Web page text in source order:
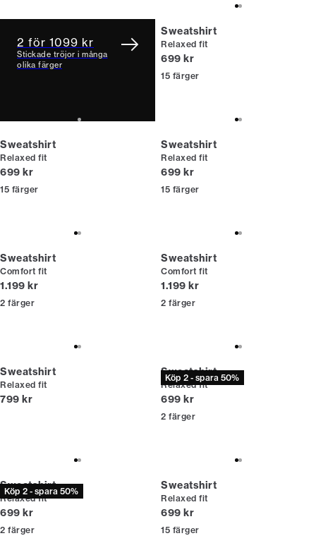
2 för 1099 kr
Stickade tröjor i många
olika färger
Sweatshirt
Relaxed fit
Nuvarande pris
699 kr
15 färger
Sweatshirt
Relaxed fit
Nuvarande pris
699 kr
15 färger
Sweatshirt
Relaxed fit
Nuvarande pris
699 kr
15 färger
Sweatshirt
Comfort fit
Nuvarande pris
1.199 kr
2 färger
Sweatshirt
Comfort fit
Nuvarande pris
1.199 kr
2 färger
Sweatshirt
Relaxed fit
Nuvarande pris
799 kr
Köp 2 - spara 50%
Sweatshirt
Relaxed fit
Nuvarande pris
699 kr
2 färger
Köp 2 - spara 50%
Sweatshirt
Relaxed fit
Nuvarande pris
699 kr
2 färger
Sweatshirt
Relaxed fit
Nuvarande pris
699 kr
15 färger